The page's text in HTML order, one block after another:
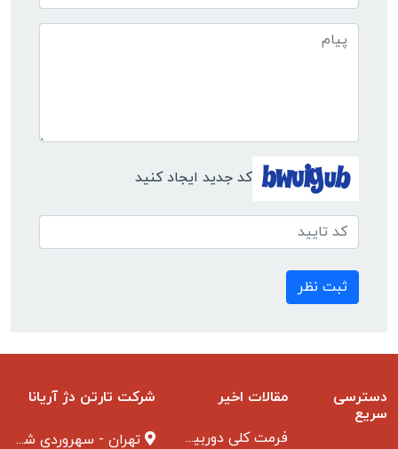
کد جدید ایجاد کنید
ثبت نظر
دسترسی
سریع
مقالات اخیر
فرمت کلی دوربین مدار بسته
شرکت تارتن دژ آریانا
تهران - سهروردی شمالی